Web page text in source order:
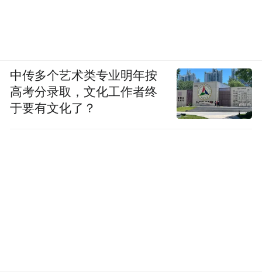
中传多个艺术类专业明年按
高考分录取，文化工作者终
于要有文化了？